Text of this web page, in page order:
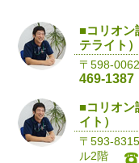
■コリオン
テライト）
〒598-
469-1387
■コリオン
イト）
〒593-
ル2階